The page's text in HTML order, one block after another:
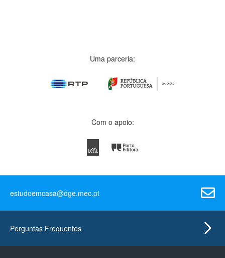
Uma parceria:
Com o apoio:
estudoemcasa@dge.mec.pt
Perguntas Frequentes